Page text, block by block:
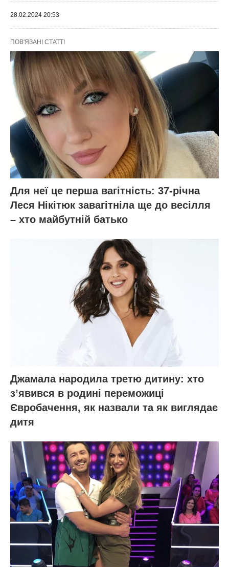
28.02.2024 20:53
ПОВ'ЯЗАНІ СТАТТІ
Для неї це перша вагітність: 37-річна
Леся Нікітюк завагітніла ще до весілля
– хто майбутній батько
Джамала народила третю дитину: хто
зʼявився в родині переможиці
Євробачення, як назвали та як виглядає
дитя